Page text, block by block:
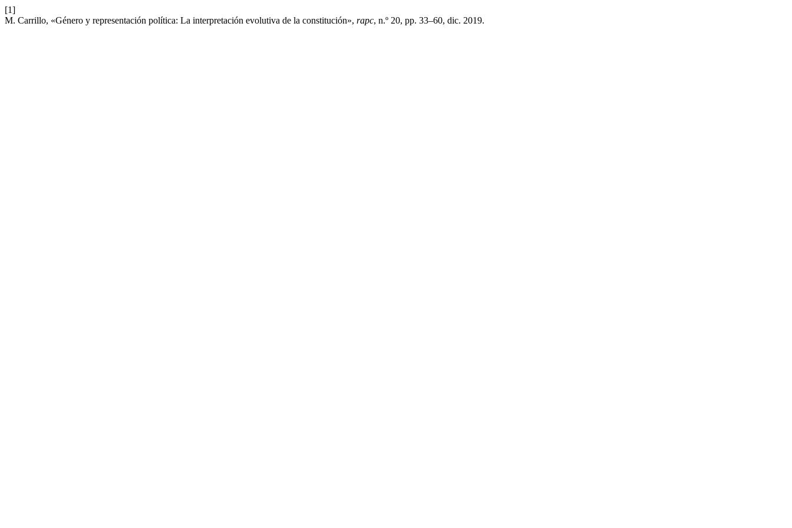
[1]
M. Carrillo, «Género y representación política: La interpretación evolutiva de la constitución», rapc, n.º 20, pp. 33–60, dic. 2019.